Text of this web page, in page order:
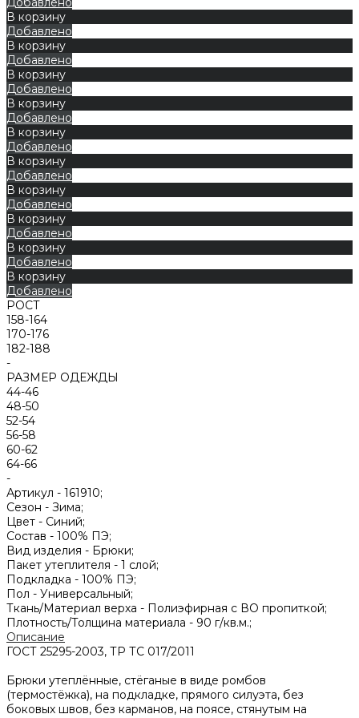
В корзину
Добавлено
В корзину
Добавлено
В корзину
Добавлено
В корзину
Добавлено
В корзину
Добавлено
В корзину
Добавлено
В корзину
Добавлено
В корзину
Добавлено
В корзину
Добавлено
В корзину
Добавлено
РОСТ
158-164
170-176
182-188
-
РАЗМЕР ОДЕЖДЫ
44-46
48-50
52-54
56-58
60-62
64-66
-
Артикул - 161910;
Сезон - Зима;
Цвет - Синий;
Состав - 100% ПЭ;
Вид изделия - Брюки;
Пакет утеплителя - 1 слой;
Подкладка - 100% ПЭ;
Пол - Универсальный;
Ткань/Материал верха - Полиэфирная с ВО пропиткой;
Плотность/Толщина материала - 90 г/кв.м.;
Описание
ГОСТ 25295-2003, ТР ТС 017/2011
Брюки утеплённые, стёганые в виде ромбов
(термостёжка), на подкладке, прямого силуэта, без
боковых швов, без карманов, на поясе, стянутым на